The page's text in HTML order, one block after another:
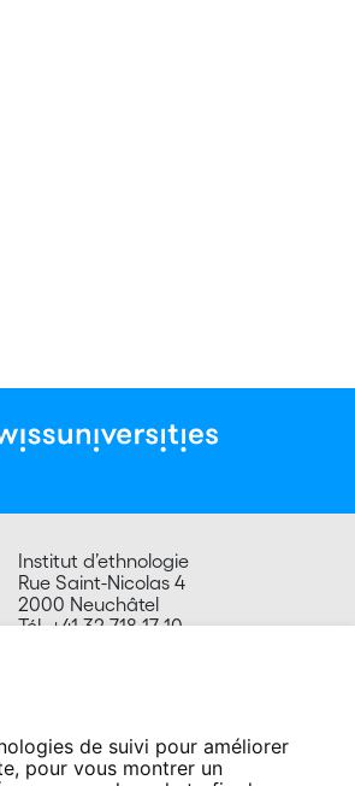
de suivi pour améliorer
pour vous montrer un
Institut d’ethnologie
Rue Saint-Nicolas 4
2000 Neuchâtel
Tél. +41 32 718 17 10